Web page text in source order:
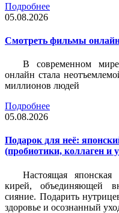
Подробнее
05.08.2026
Смотреть фильмы
В современном
онлайн стала
миллионов людей
Подробнее
05.08.2026
Подарок для неё:
(пробиотики, коллаген и
Настоящая
кирей, объединяющей
сияние. Подарить
здоровье и осознанный